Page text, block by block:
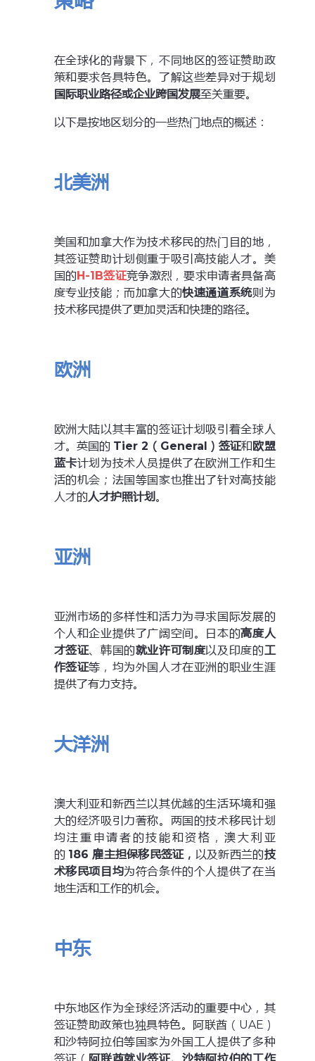
在全球化的背景下，不同地区的签证赞助政
策和要求各具特色。了解这些差异对于规划
国际职业路径或企业跨国发展至关重要。
以下是按地区划分的一些热门地点的概述：
北美洲
美国和加拿大作为技术移民的热门目的地，
其签证赞助计划侧重于吸引高技能人才。美
国的H-1B签证竞争激烈，要求申请者具备高
度专业技能；而加拿大的快速通道系统则为
技术移民提供了更加灵活和快捷的路径。
欧洲
欧洲大陆以其丰富的签证计划吸引着全球人
才。英国的 Tier 2（ General ）签证和欧盟
蓝卡计划为技术人员提供了在欧洲工作和生
活的机会；法国等国家也推出了针对高技能
人才的人才护照计划。
亚洲
亚洲市场的多样性和活力为寻求国际发展的
个人和企业提供了广阔空间。日本的高度人
才签证、韩国的就业许可制度以及印度的工
作签证等，均为外国人才在亚洲的职业生涯
提供了有力支持。
大洋洲
澳大利亚和新西兰以其优越的生活环境和强
大的经济吸引力著称。两国的技术移民计划
均注重申请者的技能和资格，澳大利亚
的 186 雇主担保移民签证， 以及新西兰的技
术移民项目均为符合条件的个人提供了在当
地生活和工作的机会。
中东
中东地区作为全球经济活动的重要中心，其
签证赞助政策也独具特色。阿联酋（UAE）
和沙特阿拉伯等国家为外国工人提供了多种